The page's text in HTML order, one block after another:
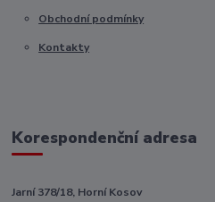
Obchodní podmínky
Kontakty
Korespondenční adresa
Jarní 378/18, Horní Kosov